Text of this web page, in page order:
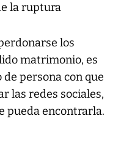
la ruptura
los
matrimonio, es
persona con que
las redes sociales,
pueda encontrarla.